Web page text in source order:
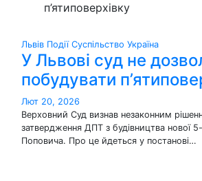
п’ятиповерхівку
Львів Події Суспільство Україна
У Львові суд не
побудувати
Лют 20, 2026
Верховний Суд визнав незаконним
затвердження ДПТ з будівництва нової
Поповича. Про це йдеться у постанові…